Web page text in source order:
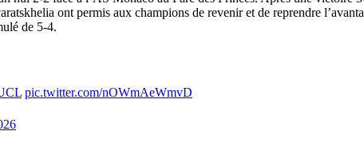
ont permis aux champions de revenir et de reprendre
de 5-4.
pic.twitter.com/nOWmAeWmvD